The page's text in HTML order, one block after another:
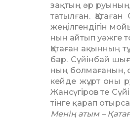
зақтың әр руының
та­тылған.
жеңіл­гендігін
нын айтып уәжге
Қатаған ақынның
бар. Сүйінбай
ның болмағанын,
кейде жұрт оны
Жансүгіров те
тінге қарап
Менің атым –